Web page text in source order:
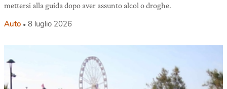
mettersi alla guida dopo aver assunto alcol o droghe.
Auto 8 luglio 2026